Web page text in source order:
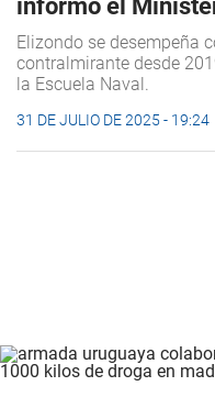
informó el
Elizondo se desempeña
contralmirante desde
la Escuela Naval.
31 DE JULIO DE 2025 - 19:24